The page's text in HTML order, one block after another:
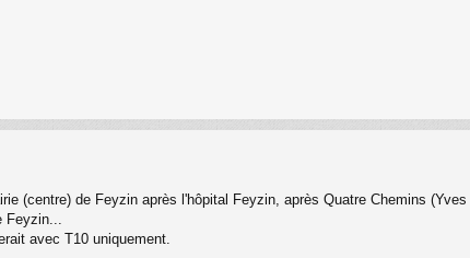
(centre) de Feyzin après l'hôpital Feyzin, après Quatre Chemins
Feyzin...
avec T10 uniquement.